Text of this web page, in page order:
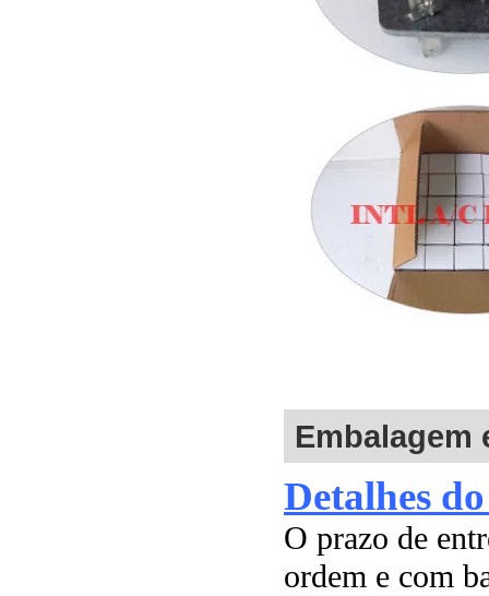
Embalagem
Detalhes
O prazo de
ordem e com